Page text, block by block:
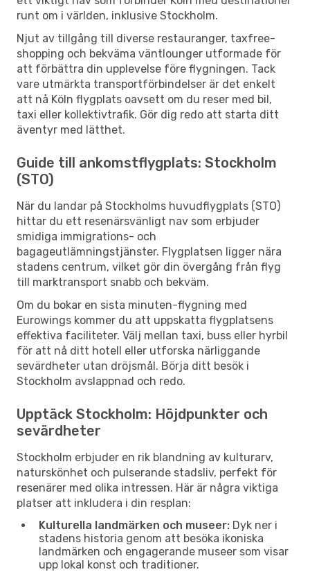
runt om i världen, inklusive Stockholm.
Njut av tillgång till diverse restauranger, taxfree-
shopping och bekväma väntlounger utformade för
att förbättra din upplevelse före flygningen. Tack
vare utmärkta transportförbindelser är det enkelt
att nå Köln flygplats oavsett om du reser med bil,
taxi eller kollektivtrafik. Gör dig redo att starta ditt
äventyr med lätthet.
Guide till ankomstflygplats: Stockholm
(STO)
När du landar på Stockholms huvudflygplats (STO)
hittar du ett resenärsvänligt nav som erbjuder
smidiga immigrations- och
bagageutlämningstjänster. Flygplatsen ligger nära
stadens centrum, vilket gör din övergång från flyg
till marktransport snabb och bekväm.
Om du bokar en sista minuten-flygning med
Eurowings kommer du att uppskatta flygplatsens
effektiva faciliteter. Välj mellan taxi, buss eller hyrbil
för att nå ditt hotell eller utforska närliggande
sevärdheter utan dröjsmål. Börja ditt besök i
Stockholm avslappnad och redo.
Upptäck Stockholm: Höjdpunkter och
sevärdheter
Stockholm erbjuder en rik blandning av kulturarv,
naturskönhet och pulserande stadsliv, perfekt för
resenärer med olika intressen. Här är några viktiga
platser att inkludera i din resplan:
Kulturella landmärken och museer: Dyk ner i
stadens historia genom att besöka ikoniska
landmärken och engagerande museer som visar
upp lokal konst och traditioner.